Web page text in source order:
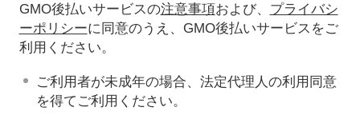
GMO後払いサービスの注意事項および、 プライバシ
ーポリシーに同意のうえ、GMO後払いサービスをご
利用ください。
ご利用者が未成年の場合、法定代理人の利用同意
を得てご利用ください。